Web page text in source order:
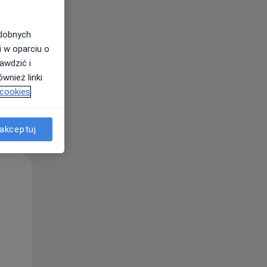
w oparciu o
i
linki